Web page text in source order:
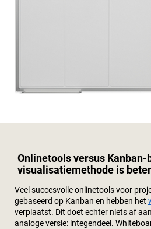
Onlinetools versus Kanban-
visualisatiemethode is
Veel succesvolle onlinetools voor
gebaseerd op Kanban en hebben het
verplaatst. Dit doet echter niets af
analoge versie: integendeel.